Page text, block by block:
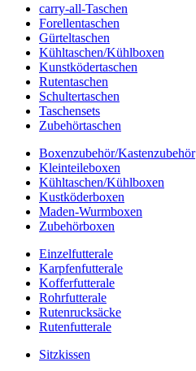
carry-all-Taschen
Forellentaschen
Gürteltaschen
Kühltaschen/Kühlboxen
Kunstködertaschen
Rutentaschen
Schultertaschen
Taschensets
Zubehörtaschen
Boxenzubehör/Kastenzubehör
Kleinteileboxen
Kühltaschen/Kühlboxen
Kustköderboxen
Maden-Wurmboxen
Zubehörboxen
Einzelfutterale
Karpfenfutterale
Kofferfutterale
Rohrfutterale
Rutenrucksäcke
Rutenfutterale
Sitzkissen